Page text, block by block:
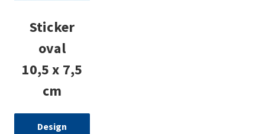
Sticker
oval
10,5 x 7,5
cm
Design